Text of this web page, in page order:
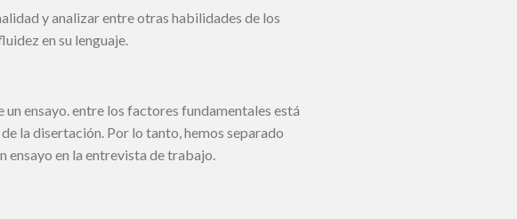
y analizar entre otras habilidades de los
en su lenguaje.
ensayo. entre los factores fundamentales está
la disertación. Por lo tanto, hemos separado
ensayo en la entrevista de trabajo.